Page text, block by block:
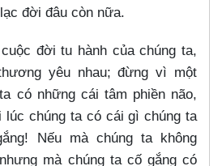
đời đâu còn nữa.
đời tu hành của chúng ta,
yêu nhau; đừng vì một
có những cái tâm phiền não,
lúc chúng ta có cái gì chúng ta
Nếu mà chúng ta không
mà chúng ta cố gắng có